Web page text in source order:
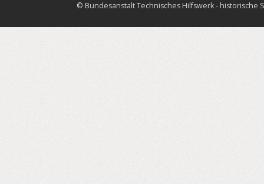
© Bundesanstalt Technisches Hilfswerk - historische